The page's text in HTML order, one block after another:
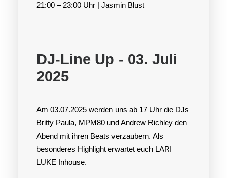
21:00 – 23:00 Uhr | Jasmin Blust
DJ-Line Up - 03. Juli
2025
Am 03.07.2025 werden uns ab 17 Uhr die DJs
Britty Paula, MPM80 und Andrew Richley den
Abend mit ihren Beats verzaubern. Als
besonderes Highlight erwartet euch LARI
LUKE Inhouse.